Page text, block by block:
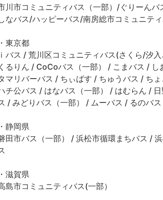
川市コミュニティバス（一部）/ぐりーん
なバス/ハッピーバス/南房総市コミュニテ
・東京都
ｉバス / 荒川区コミュニティバス(さくら/汐
くるりん / CoCoバス（一部） / こまバス /
マリバーバス / ちぃばす / ちゅうバス / ち
チ公バス / はなバス（一部） / はむらん /
/ みどりバス（一部） / ムーバス / るのバス
・静岡県
田市バス（一部） / 浜松市循環まちバス /
・滋賀県
島市コミュニティバス(一部）